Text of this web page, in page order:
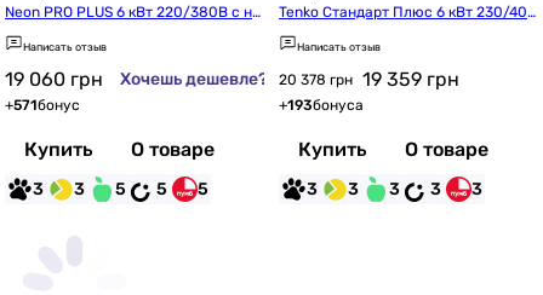
Neon PRO PLUS 6 кВт 220/380В с на
сосом группой безопасности и расш
ирительным баком (PP16342)
Написать отзыв
19 060 грн Хочешь дешевле?
+571бонус
Купить О товаре
3 3 5 5 5
Tenko Стандарт Плюс 6 кВт 230/400
(2 блока)
Написать отзыв
20 378 грн 19 359 грн
+193бонуса
Купить О товаре
3 3 3 3 3